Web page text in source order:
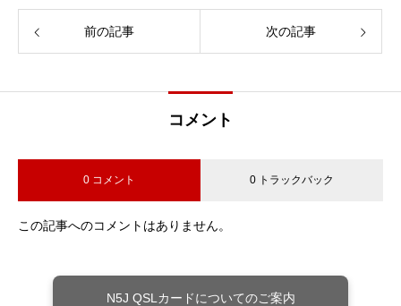
前の記事 次の記事
コメント
0 コメント 0 トラックバック
この記事へのコメントはありません。
N5J QSLカードについてのご案内